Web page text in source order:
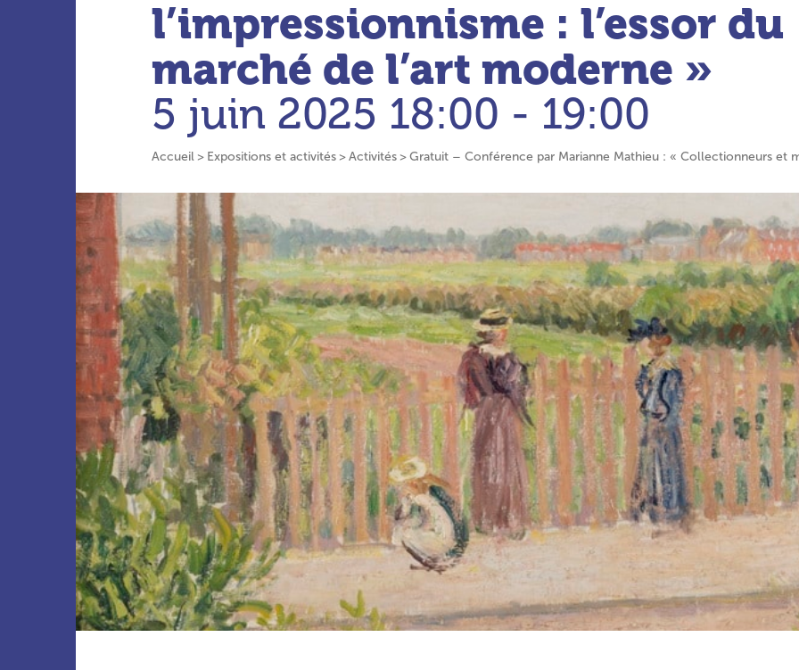
l’impressionnisme : l’essor du
marché de l’art moderne »
5 juin 2025 18:00 - 19:00
Accueil Expositions et activités Activités Gratuit – Conférence par Marianne Mathieu : « Collectionneurs et